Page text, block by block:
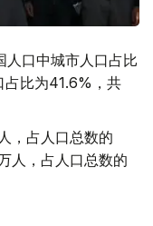
人口中城市人口占比
比为41.6%，共
，占人口总数的
人，占人口总数的